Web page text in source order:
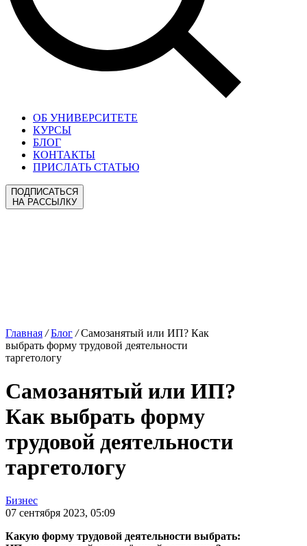
ОБ УНИВЕРСИТЕТЕ
КУРСЫ
БЛОГ
КОНТАКТЫ
ПРИСЛАТЬ СТАТЬЮ
ПОДПИСАТЬСЯ
НА РАССЫЛКУ
Главная / Блог / Самозанятый или ИП? Как
выбрать форму трудовой деятельности
таргетологу
Самозанятый или ИП?
Как выбрать форму
трудовой деятельности
таргетологу
Бизнес
07 сентября 2023, 05:09
Какую форму трудовой деятельности выбрать: